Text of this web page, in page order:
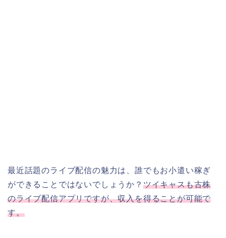
最近話題のライブ配信の魅力は、誰でもお小遣い稼ぎ
ができることではないでしょうか？ ツイキャスも古株
のライブ配信アプリですが、収入を得ることが可能で
す。